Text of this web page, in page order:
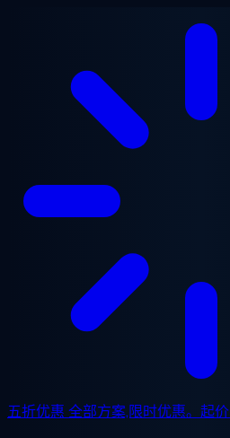
五折优惠 全部方案,限时优惠。起价